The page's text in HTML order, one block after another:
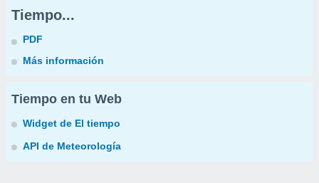
Tiempo...
PDF
Más información
Tiempo en tu Web
Widget de El tiempo
API de Meteorología